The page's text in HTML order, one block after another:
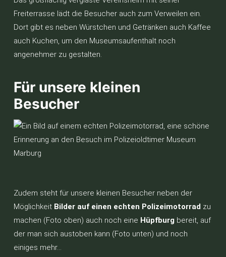
Freiterrasse lädt die Besucher auch zum Verweilen ein.
Dort gibt es neben Würstchen und Getränken auch Kaffee
auch Kuchen, um den Museumsaufenthalt noch
angenehmer zu gestalten.
Für unsere kleinen
Besucher
Zudem steht für unsere kleinen Besucher neben der
Möglichkeit Bilder auf einen echten Polizeimotorrad zu
machen (Foto oben) auch noch eine Hüpfburg bereit, auf
der man sich austoben kann (Foto unten) und noch
einiges mehr…